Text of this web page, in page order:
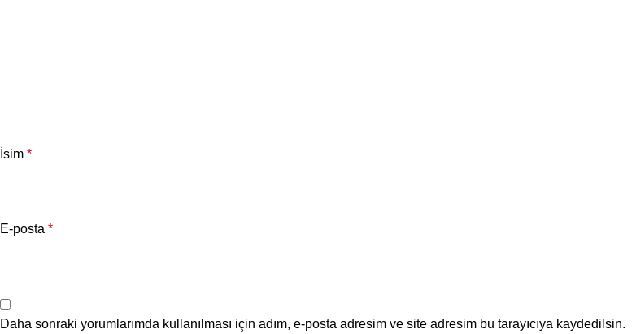
İsim *
E-posta *
Daha sonraki yorumlarımda kullanılması için adım, e-posta adresim ve site adresim bu tarayıcıya kaydedilsin.